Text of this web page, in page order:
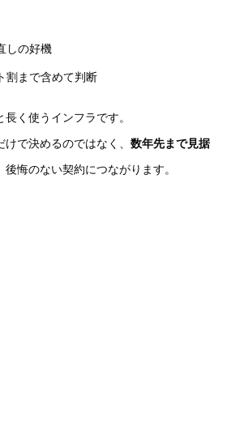
しの好機
割まで含めて判断
く使うインフラです。
で決めるのではなく、 数年先まで見据
後悔のない契約につながります。